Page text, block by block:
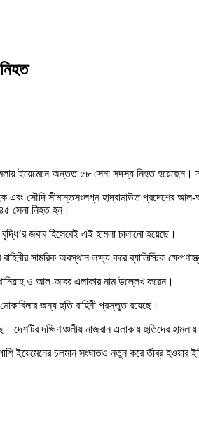
ইয়েমেনে অন্তত ৫৮ সেনা সদস্য নিহত হয়েছেন।
এবং সৌদি সীমান্তসংলগ্ন হাদ্রামাউত প্রদেশের আল-
সেনা নিহত হন।
জবাব হিসেবেই এই হামলা চালানো হয়েছে।
বাহিনীর সামরিক অবস্থান লক্ষ্য করে ব্যালিস্টিক
ও আল-আবর এলাকার নাম উল্লেখ করেন।
জন্য হুতি বাহিনী প্রস্তুত রয়েছে।
দক্ষিণাঞ্চলীয় নাজরান এলাকায় হুতিদের
ইয়েমেনের চলমান সংঘাতও নতুন করে তীব্র হওয়ার